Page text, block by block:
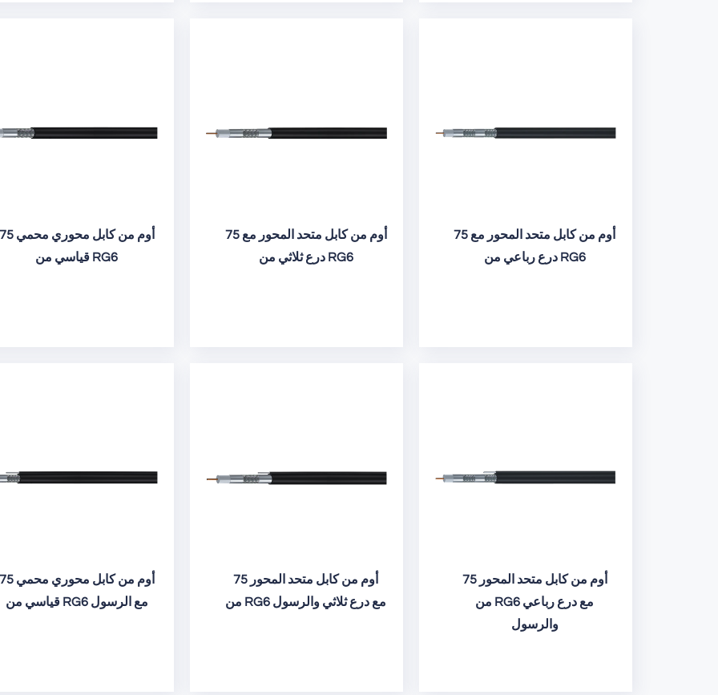
75 أوم من كابل محوري
قياسي من RG6
75 أوم من كابل متحد المحور مع
درع ثلاثي من RG6
75 أوم من كابل متحد المحور مع
درع رباعي من RG6
75 أوم من كابل محوري
قياسي من RG6 مع الرسول
75 أوم من كابل متحد المحور
من RG6 مع درع ثلاثي والرسول
75 أوم من كابل متحد المحور
من RG6 مع درع رباعي
والرسول